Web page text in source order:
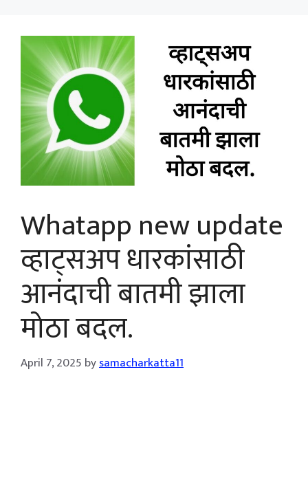
Whatapp new update
व्हाट्सअप धारकांसाठी
आनंदाची बातमी झाला
मोठा बदल.
April 7, 2025 bysamacharkatta11